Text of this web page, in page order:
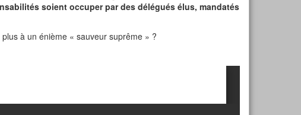
soient occuper par des délégués élus, mandatés
à un énième « sauveur suprême » ?